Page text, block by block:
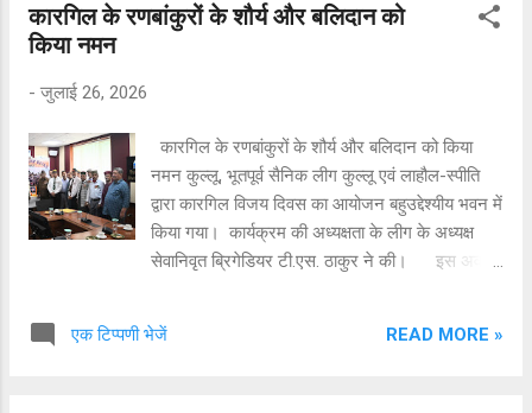
निरीक्षण कर निर्माण कार्यों की प्रगति का जायजा लेंगे। 29
लेंगे। मंत्री के इस दौरे के दौरान लोक निर्माण विभाग की
विभिन्न परियोजनाओं की प्रगति की समीक्षा के साथ क्षेत्र में
सड़क एवं पुल निर्माण से जुड़े विकास कार्यों को गति मिलने
की उम्मीद है।
कारगिल के रणबांकुरों के शौर्य और बलिदान को
किया नमन
- जुलाई 26, 2026
कारगिल के रणबांकुरों के शौर्य और बलिदान को किया
नमन कुल्लू, भूतपूर्व सैनिक लीग कुल्लू एवं लाहौल-स्पीति
द्वारा कारगिल विजय दिवस का आयोजन बहुउद्देश्यीय भवन में
किया गया। कार्यक्रम की अध्यक्षता के लीग के अध्यक्ष
सेवानिवृत ब्रिगेडियर टी.एस. ठाकुर ने की। इस अवसर
वीरता एवं सर्वोच्च बलिदान को स्मरण किया गया।
एक टिप्पणी भेजें READ MORE »